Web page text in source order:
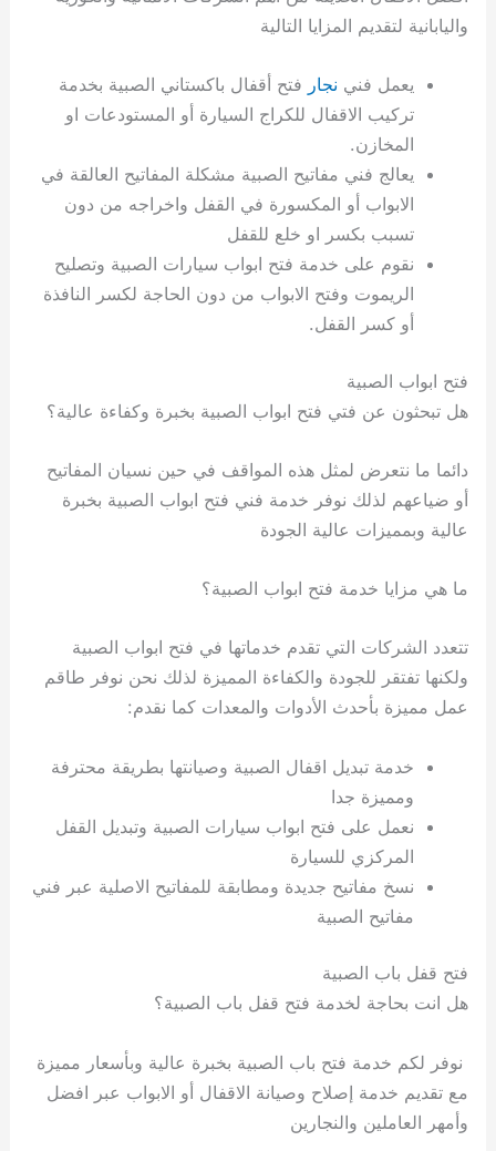
واليابانية لتقديم المزايا التالية
يعمل فني نجار فتح أقفال باكستاني الصبية بخدمة
تركيب الاقفال للكراج السيارة أو المستودعات او
المخازن.
يعالج فني مفاتيح الصبية مشكلة المفاتيح العالقة في
الابواب أو المكسورة في القفل واخراجه من دون
تسبب بكسر او خلع للقفل
نقوم على خدمة فتح ابواب سيارات الصبية وتصليح
الريموت وفتح الابواب من دون الحاجة لكسر النافذة
أو كسر القفل.
فتح ابواب الصبية
هل تبحثون عن فتي فتح ابواب الصبية بخبرة وكفاءة عالية؟
دائما ما نتعرض لمثل هذه المواقف في حين نسيان المفاتيح
أو ضياعهم لذلك نوفر خدمة فني فتح ابواب الصبية بخبرة
عالية وبمميزات عالية الجودة
ما هي مزايا خدمة فتح ابواب الصبية؟
تتعدد الشركات التي تقدم خدماتها في فتح ابواب الصبية
ولكنها تفتقر للجودة والكفاءة المميزة لذلك نحن نوفر طاقم
عمل مميزة بأحدث الأدوات والمعدات كما نقدم:
خدمة تبديل اقفال الصبية وصيانتها بطريقة محترفة
ومميزة جدا
نعمل على فتح ابواب سيارات الصبية وتبديل القفل
المركزي للسيارة
نسخ مفاتيح جديدة ومطابقة للمفاتيح الاصلية عبر فني
مفاتيح الصبية
فتح قفل باب الصبية
هل انت بحاجة لخدمة فتح قفل باب الصبية؟
نوفر لكم خدمة فتح باب الصبية بخبرة عالية وبأسعار مميزة
مع تقديم خدمة إصلاح وصيانة الاقفال أو الابواب عبر افضل
وأمهر العاملين والنجارين